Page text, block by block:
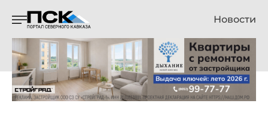
Новости